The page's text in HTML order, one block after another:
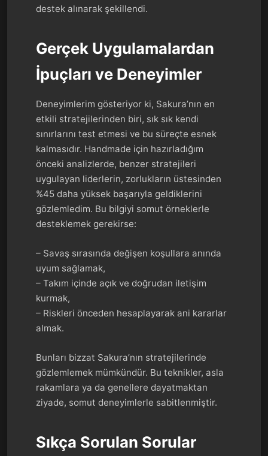
destek alınarak şekillendi.
Gerçek Uygulamalardan
İpuçları ve Deneyimler
Deneyimlerim gösteriyor ki, Sakura’nın en
etkili stratejilerinden biri, sık sık kendi
sınırlarını test etmesi ve bu süreçte esnek
kalmasıdır. Handmade için hazırladığım
önceki analizlerde, benzer stratejileri
uygulayan liderlerin, zorlukların üstesinden
%45 daha yüksek başarıyla geldiklerini
gözlemledim. Bu bilgiyi somut örneklerle
desteklemek gerekirse:
– Savaş sırasında değişen koşullara anında
uyum sağlamak,
– Takım içinde açık ve doğrudan iletişim
kurmak,
– Riskleri önceden hesaplayarak ani kararlar
almak.
Bunları bizzat Sakura’nın stratejilerinde
gözlemlemek mümkündür. Bu teknikler, asla
rakamlara ya da genellere dayatmaktan
ziyade, somut deneyimlerle sabitlenmiştir.
Sıkça Sorulan Sorular